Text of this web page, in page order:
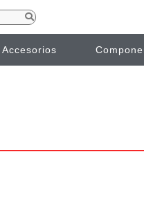
Accesorios